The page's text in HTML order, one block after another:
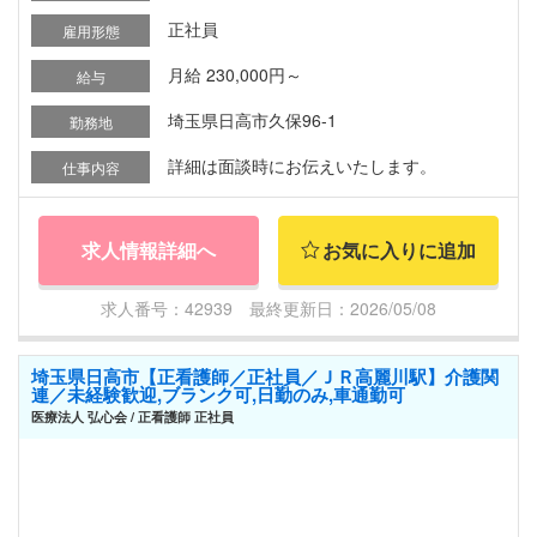
雇用形態 正社員
給与 月給 230,000円～
勤務地 埼玉県日高市久保96-1
仕事内容 詳細は面談時にお伝えいたします。
求人情報詳細へ お気に入りに追加
求人番号：42939 最終更新日：2026/05/08
埼玉県日高市【正看護師／正社員／ＪＲ高麗川駅】介護関
連／未経験歓迎,ブランク可,日勤のみ,車通勤可
医療法人 弘心会 / 正看護師 正社員